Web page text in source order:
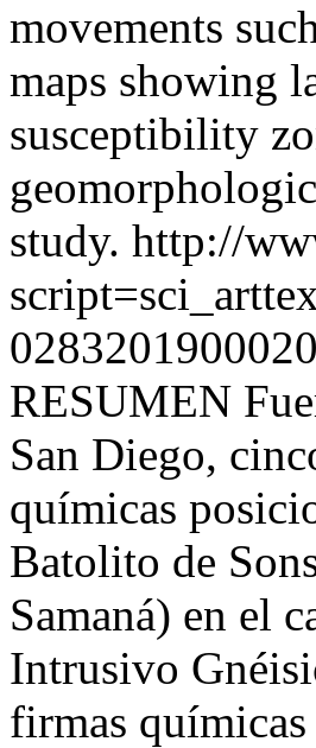
movements
maps showing
susceptibility
study. http://
RESUMEN
San Diego,
químicas
Batolito de
Samaná) en el
Intrusivo
firmas